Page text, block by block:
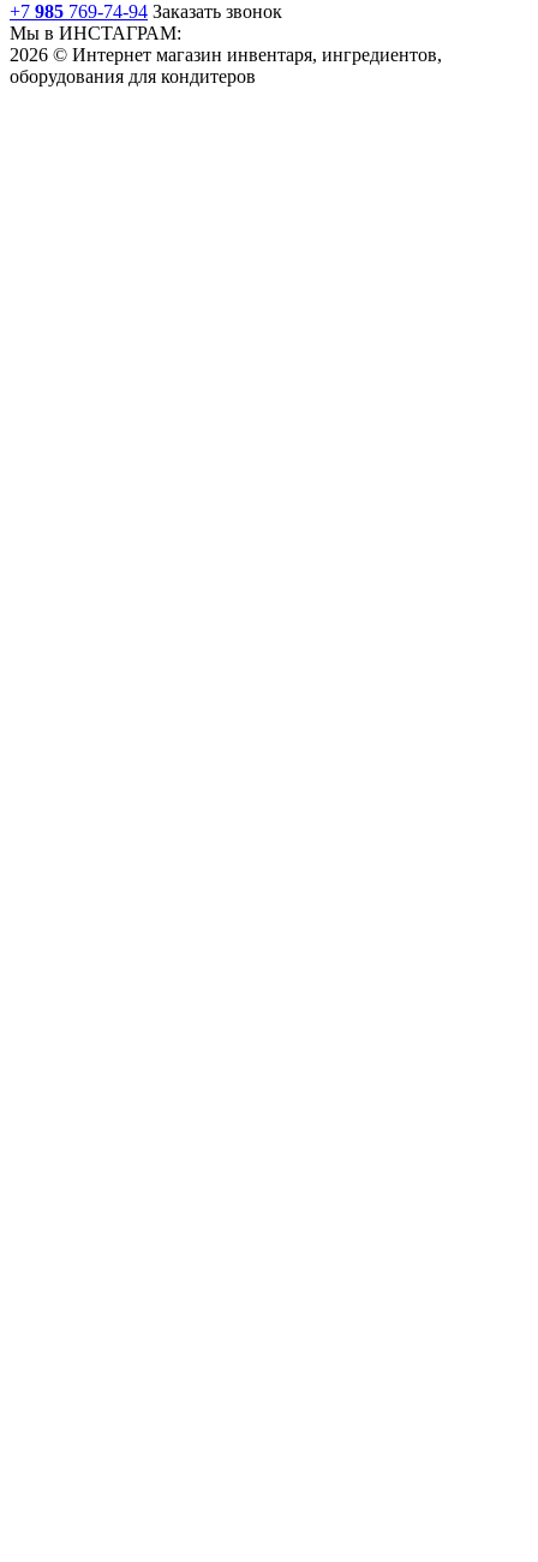
+7 985 769-74-94 Заказать звонок
Мы в ИНСТАГРАМ:
2026 © Интернет магазин инвентаря, ингредиентов,
оборудования для кондитеров